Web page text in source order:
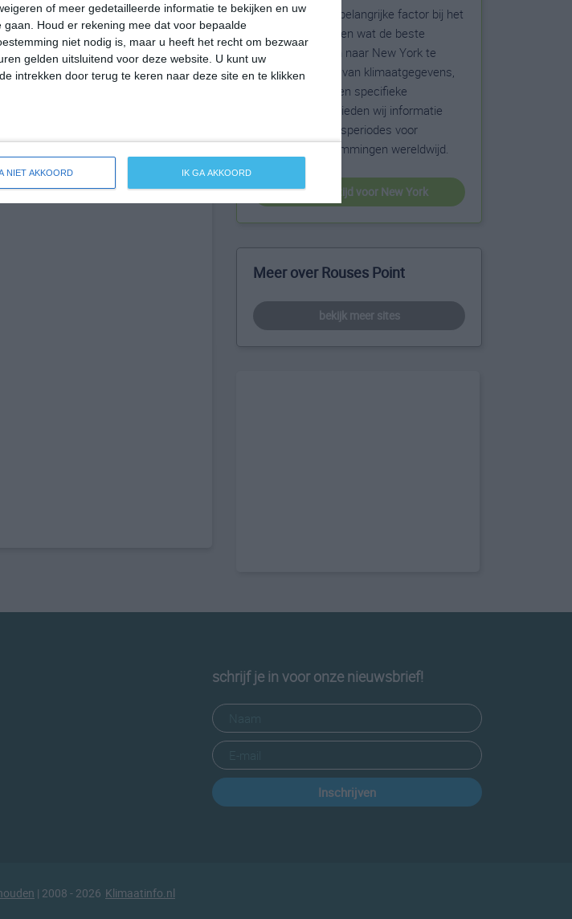
of meer gedetailleerde informatie te bekijken en uw
Houd er rekening mee dat voor bepaalde
niet nodig is, maar u heeft het recht om bezwaar
gelden uitsluitend voor deze website. U kunt uw
intrekken door terug te keren naar deze site en te klikken
NIET AKKOORD IK GA AKKOORD
03:00 06:00
1 Z 1 Z 1
Point
Het weer is een belangrijke factor bij het
reizen. Wil je weten wat de beste
maanden zijn om naar New York te
reizen? Op basis van klimaatgegevens,
weersextremen en specifieke
weerinformatie bieden wij informatie
over de beste reisperiodes voor
duizenden bestemmingen wereldwijd.
beste reistijd voor New York
Meer over Rouses Point
bekijk meer sites
schrijf je in voor onze nieuwsbrief!
Inschrijven
| 2008 - 2026 Klimaatinfo.nl